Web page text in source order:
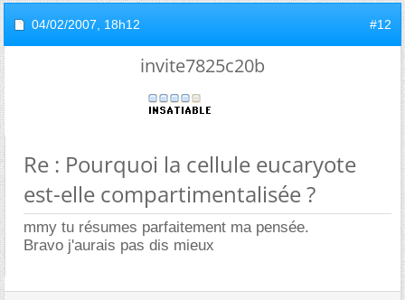
04/02/2007, 18h12 #12
invite7825c20b
Re : Pourquoi la cellule eucaryote
est-elle compartimentalisée ?
mmy tu résumes parfaitement ma pensée.
Bravo j'aurais pas dis mieux